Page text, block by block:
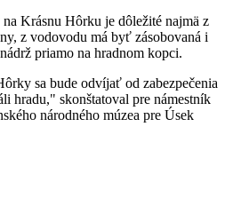
Krásnu Hôrku je dôležité najmä z
z vodovodu má byť zásobovaná i
priamo na hradnom kopci.
sa bude odvíjať od zabezpečenia
hradu," skonštatoval pre námestník
národného múzea pre Úsek